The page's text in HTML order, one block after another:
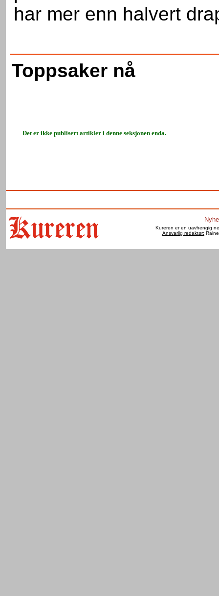
har mer enn halvert
Toppsaker nå
Det er ikke publisert artikler i denne seksjonen enda.
Kureren er en uavhengig
Ansvarlig redaktør: